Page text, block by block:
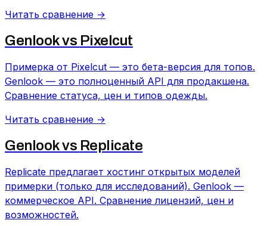
Читать сравнение →
Genlook vs Pixelcut
Примерка от Pixelcut — это бета-версия для топов.
Genlook — это полноценный API для продакшена.
Сравнение статуса, цен и типов одежды.
Читать сравнение →
Genlook vs Replicate
Replicate предлагает хостинг открытых моделей
примерки (только для исследований). Genlook —
коммерческое API. Сравнение лицензий, цен и
возможностей.